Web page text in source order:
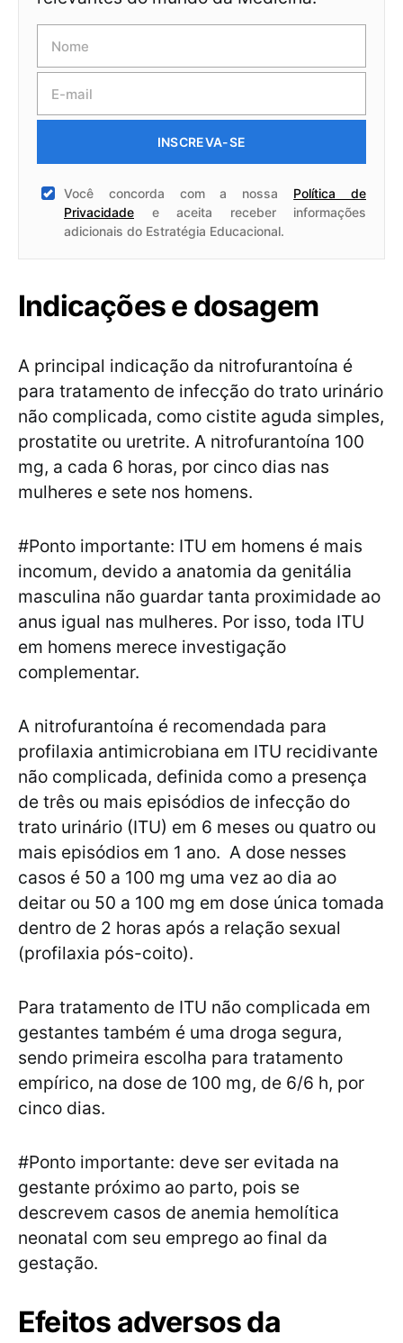
INSCREVA-SE
Você concorda com a nossa Política de
Privacidade e aceita receber informações
adicionais do Estratégia Educacional.
Indicações e dosagem
A principal indicação da nitrofurantoína é
para tratamento de infecção do trato urinário
não complicada, como cistite aguda simples,
prostatite ou uretrite. A nitrofurantoína 100
mg, a cada 6 horas, por cinco dias nas
mulheres e sete nos homens.
#Ponto importante: ITU em homens é mais
incomum, devido a anatomia da genitália
masculina não guardar tanta proximidade ao
anus igual nas mulheres. Por isso, toda ITU
em homens merece investigação
complementar.
A nitrofurantoína é recomendada para
profilaxia antimicrobiana em ITU recidivante
não complicada, definida como a presença
de três ou mais episódios de infecção do
trato urinário (ITU) em 6 meses ou quatro ou
mais episódios em 1 ano. A dose nesses
casos é 50 a 100 mg uma vez ao dia ao
deitar ou 50 a 100 mg em dose única tomada
dentro de 2 horas após a relação sexual
(profilaxia pós-coito).
Para tratamento de ITU não complicada em
gestantes também é uma droga segura,
sendo primeira escolha para tratamento
empírico, na dose de 100 mg, de 6/6 h, por
cinco dias.
#Ponto importante: deve ser evitada na
gestante próximo ao parto, pois se
descrevem casos de anemia hemolítica
neonatal com seu emprego ao final da
gestação.
Efeitos adversos da